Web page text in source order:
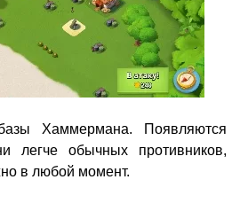
Хаммермана. Появляются
легче обычных противников,
в любой момент.